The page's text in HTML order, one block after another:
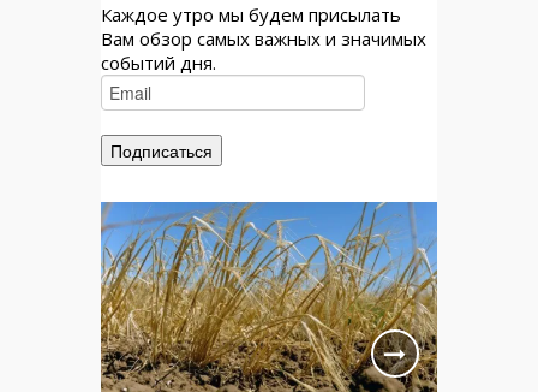
Каждое утро мы будем присылать
Вам обзор самых важных и значимых
событий дня.